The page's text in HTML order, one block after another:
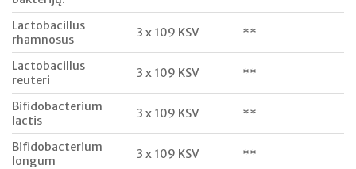
Lactobacillus
rhamnosus
3 x 109 KSV **
Lactobacillus
reuteri
3 x 109 KSV **
Bifidobacterium
lactis
3 x 109 KSV **
Bifidobacterium
longum
3 x 109 KSV **